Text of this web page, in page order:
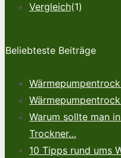
Vergleich(1)
Beliebteste Beiträge
Warum sollte man
Trockner…
10 Tipps rund ums